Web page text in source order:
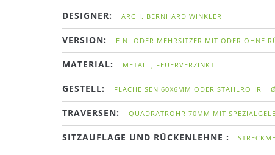
DESIGNER: ARCH. BERNHARD WINKLER
VERSION: EIN- ODER MEHRSITZER MIT ODER OHNE
MATERIAL: METALL, FEUERVERZINKT
GESTELL: FLACHEISEN 60X6MM ODER STAHLROHR Ø
TRAVERSEN: QUADRATROHR 70MM MIT
SITZAUFLAGE UND RÜCKENLEHNE :